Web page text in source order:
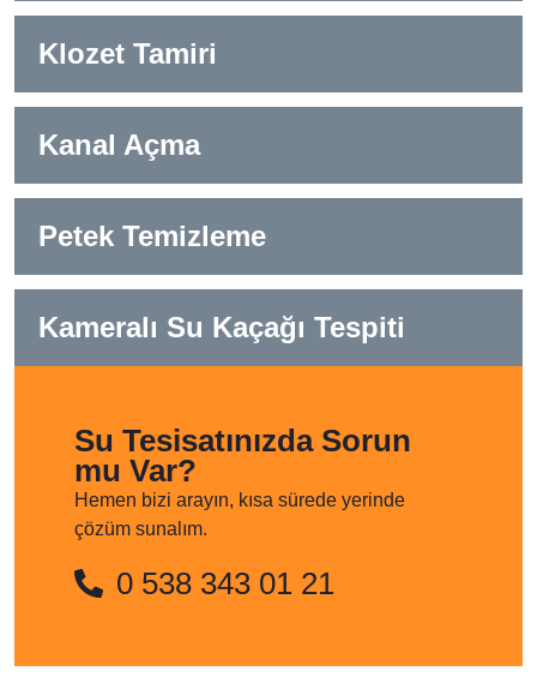
Klozet Tamiri
Kanal Açma
Petek Temizleme
Kameralı Su Kaçağı Tespiti
Su Tesisatınızda Sorun
mu Var?
Hemen bizi arayın, kısa sürede yerinde
çözüm sunalım.
0 538 343 01 21